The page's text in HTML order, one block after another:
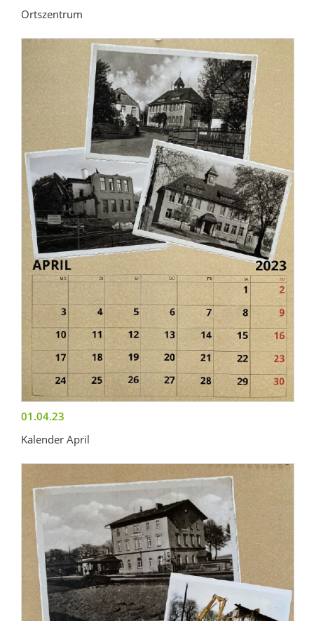
Ortszentrum
01.04.23
Kalender April